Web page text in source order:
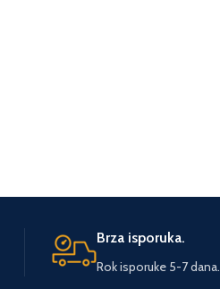
Brza isporuka.
Rok isporuke 5-7 dana.